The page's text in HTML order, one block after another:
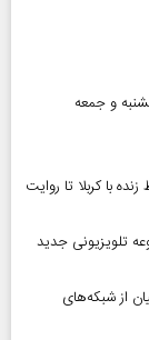
و جمعه
با کربلا تا روایت
را از دست دادیم/ پخش ۲ مجموعه تلویزیونی جدید
از شبکه‌های